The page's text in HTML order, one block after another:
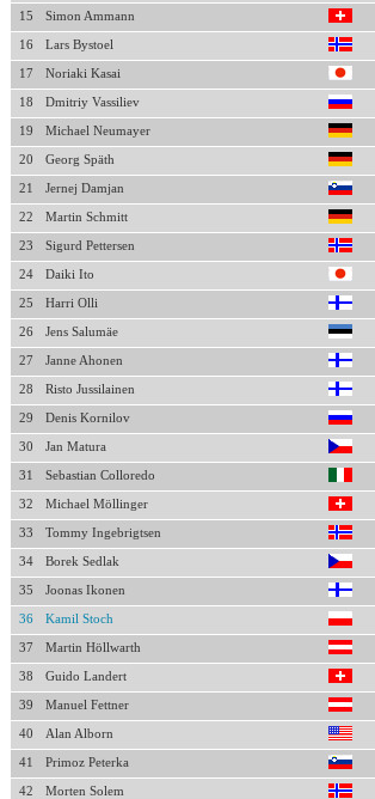
15 Simon Ammann
16 Lars Bystoel
17 Noriaki Kasai
18 Dmitriy Vassiliev
19 Michael Neumayer
20 Georg Späth
21 Jernej Damjan
22 Martin Schmitt
23 Sigurd Pettersen
24 Daiki Ito
25 Harri Olli
26 Jens Salumäe
27 Janne Ahonen
28 Risto Jussilainen
29 Denis Kornilov
30 Jan Matura
31 Sebastian Colloredo
32 Michael Möllinger
33 Tommy Ingebrigtsen
34 Borek Sedlak
35 Joonas Ikonen
36 Kamil Stoch
37 Martin Höllwarth
38 Guido Landert
39 Manuel Fettner
40 Alan Alborn
41 Primoz Peterka
42 Morten Solem